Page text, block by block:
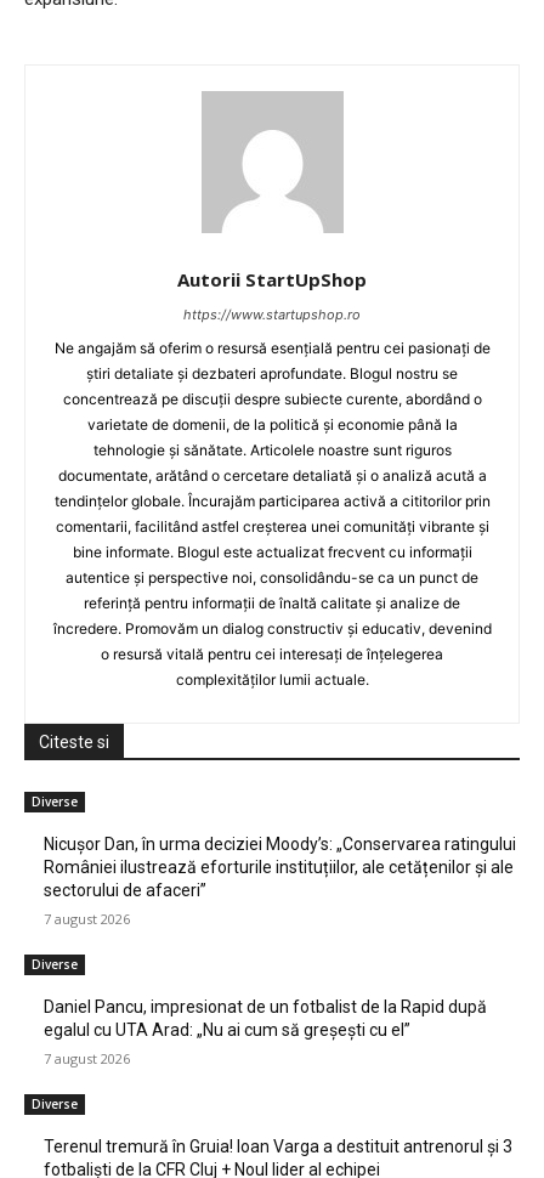
Autorii StartUpShop
https://www.startupshop.ro
Ne angajăm să oferim o resursă esențială pentru cei pasionați de
știri detaliate și dezbateri aprofundate. Blogul nostru se
concentrează pe discuții despre subiecte curente, abordând o
varietate de domenii, de la politică și economie până la
tehnologie și sănătate. Articolele noastre sunt riguros
documentate, arătând o cercetare detaliată și o analiză acută a
tendințelor globale. Încurajăm participarea activă a cititorilor prin
comentarii, facilitând astfel creșterea unei comunități vibrante și
bine informate. Blogul este actualizat frecvent cu informații
autentice și perspective noi, consolidându-se ca un punct de
referință pentru informații de înaltă calitate și analize de
încredere. Promovăm un dialog constructiv și educativ, devenind
o resursă vitală pentru cei interesați de înțelegerea
complexităților lumii actuale.
Citeste si
Diverse
Nicușor Dan, în urma deciziei Moody’s: „Conservarea ratingului
României ilustrează eforturile instituțiilor, ale cetățenilor și ale
sectorului de afaceri”
7 august 2026
Diverse
Daniel Pancu, impresionat de un fotbalist de la Rapid după
egalul cu UTA Arad: „Nu ai cum să greșești cu el”
7 august 2026
Diverse
Terenul tremură în Gruia! Ioan Varga a destituit antrenorul și 3
fotbaliști de la CFR Cluj + Noul lider al echipei